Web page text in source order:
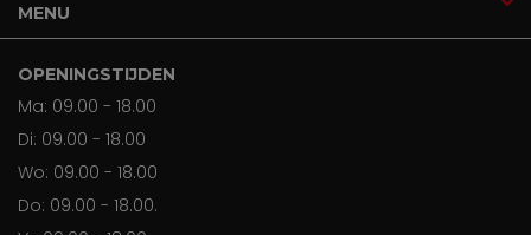
MENU
OPENINGSTIJDEN
Ma: 09.00 - 18.00
Di: 09.00 - 18.00
Wo: 09.00 - 18.00
Do: 09.00 - 18.00.